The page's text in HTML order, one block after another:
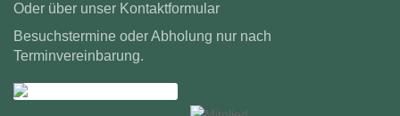
Oder über unser Kontaktformular
Besuchstermine oder Abholung nur nach
Terminvereinbarung.